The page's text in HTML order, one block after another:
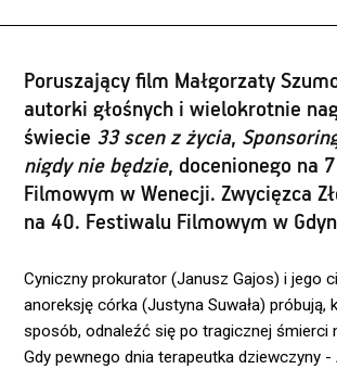
Poruszający film Małgorzaty
autorki głośnych i wielokrotnie
świecie 33 scen z życia,
nigdy nie będzie, docenionego na
Filmowym w Wenecji. Zwycięzca
na 40. Festiwalu Filmowym w
Cyniczny prokurator (Janusz Gajos) i jego
anoreksję córka (Justyna Suwała) próbują,
sposób, odnaleźć się po tragicznej śmierci
Gdy pewnego dnia terapeutka dziewczyny -